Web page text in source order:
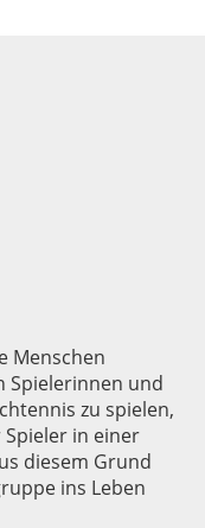
Menschen
Spielerinnen und
zu spielen,
in einer
diesem Grund
ins Leben